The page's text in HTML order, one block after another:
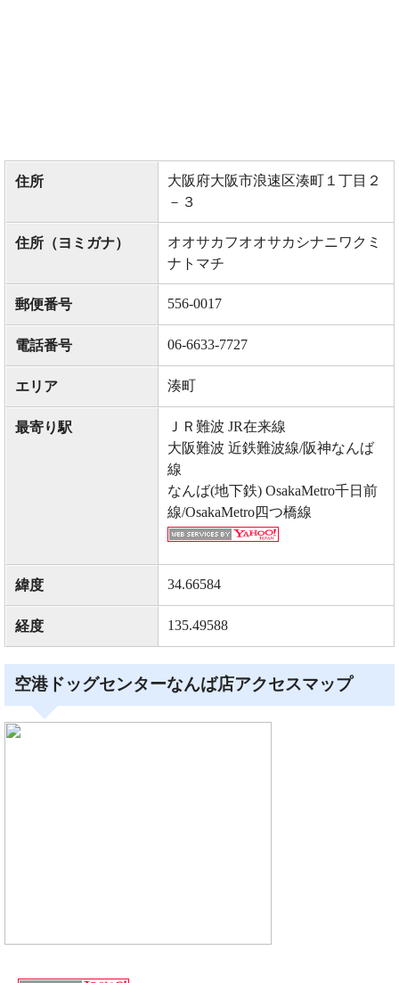
住所
大阪府大阪市浪速区湊町１丁目２
－３
住所（ヨミガナ）
オオサカフオオサカシナニワクミ
ナトマチ
郵便番号 556-0017
電話番号 06-6633-7727
エリア 湊町
最寄り駅
ＪＲ難波 JR在来線
大阪難波 近鉄難波線/阪神なんば
線
なんば(地下鉄) OsakaMetro千日前
線/OsakaMetro四つ橋線
緯度 34.66584
経度 135.49588
空港ドッグセンターなんば店アクセスマップ